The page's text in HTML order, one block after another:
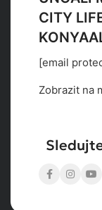
CITY
[email
Zobrazit na